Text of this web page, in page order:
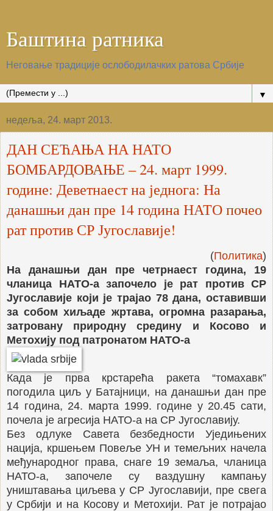
Баштина ратника
Неговање традиције ослободилачких ратова Србије
▼
недеља, 24. март 2013.
ДАН СЕЋАЊА НА НАТО
БОМБАРДОВАЊЕ – 24. март 1999.
године: Деветнаест на једнога: На
данашњи дан пре 14 година НАТО почео
рат против СР Југославије!
(Политика)
На данашњи дан пре четрнаест година, 19
чланица НАТО-а започело је рат против СР
Југославије који је трајао 78 дана, оставивши
за собом хиљаде жртава, огромна разарања,
затровану природну средину и Косово и
Метохију под патронатом НАТО-а
Када је прва крстарећа ракета “томахавк”
погодила циљ у Батајници, на данашњи дан пре
14 година, 24. марта 1999. године у 20.45 сати,
почела је агресија НАТО-а на СР Југославију.
Без одлуке Савета безбедности Уједињених
нација, кршењем Повеље УН и темељних начела
међународног права, снаге 19 земаља, чланица
НАТО-а, започеле су ваздушну кампању
уништавања циљева у СР Југославији, пре свега
у Србији и на Косову и Метохији. Рат је потрајао